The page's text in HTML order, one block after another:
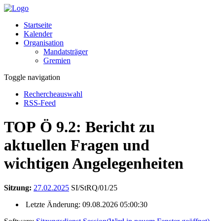
Startseite
Kalender
Organisation
Mandatsträger
Gremien
Toggle navigation
Rechercheauswahl
RSS-Feed
TOP Ö 9.2: Bericht zu
aktuellen Fragen und
wichtigen Angelegenheiten
Sitzung: 27.02.2025 SI/StRQ/01/25
Letzte Änderung: 09.08.2026 05:00:30